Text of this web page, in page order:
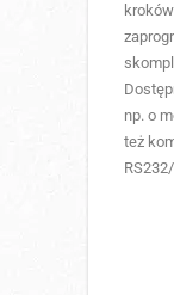
np. o
też